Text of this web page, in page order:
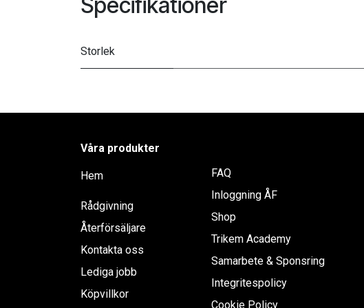
Specifikationer
Storlek
Våra produkter
Hem
Rådgivning
Återförsäljare
Kontakta oss
Lediga jobb
Köpvillkor
FAQ
Inloggning ÅF
Shop
Trikem Academy
Samarbete & Sponsring
Integritespolicy
Cookie Policy